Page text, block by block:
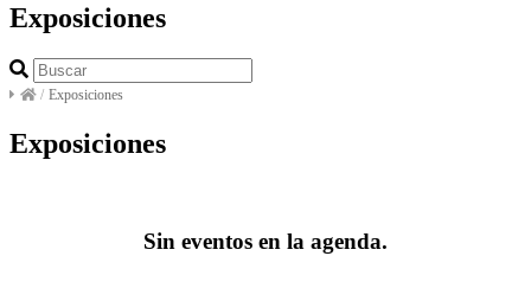
Exposiciones
/ Exposiciones
Exposiciones
Sin eventos en la agenda.